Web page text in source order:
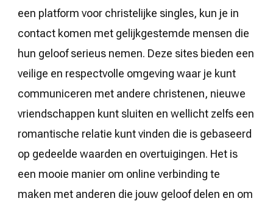
een platform voor christelijke singles, kun je in
contact komen met gelijkgestemde mensen die
hun geloof serieus nemen. Deze sites bieden een
veilige en respectvolle omgeving waar je kunt
communiceren met andere christenen, nieuwe
vriendschappen kunt sluiten en wellicht zelfs een
romantische relatie kunt vinden die is gebaseerd
op gedeelde waarden en overtuigingen. Het is
een mooie manier om online verbinding te
maken met anderen die jouw geloof delen en om